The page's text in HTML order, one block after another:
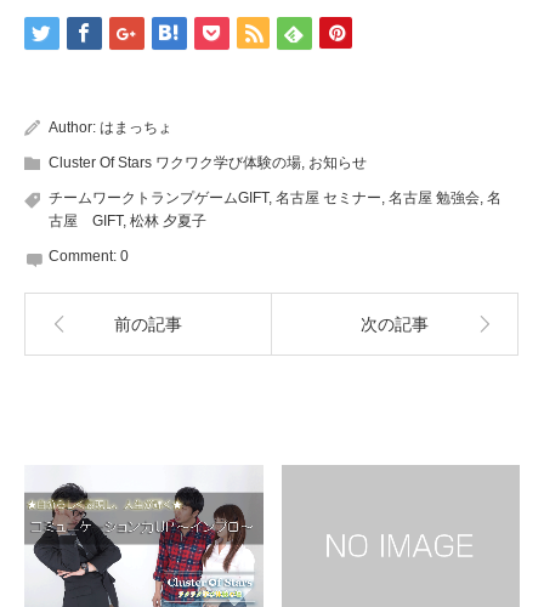
Author: はまっちょ
Cluster Of Stars ワクワク学び体験の場, お知らせ
チームワークトランプゲームGIFT, 名古屋 セミナー, 名古屋 勉強会, 名
古屋 GIFT, 松林 夕夏子
Comment: 0
前の記事 次の記事